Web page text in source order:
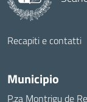
Recapiti e contatti
Municipio
P.za Montrigu de